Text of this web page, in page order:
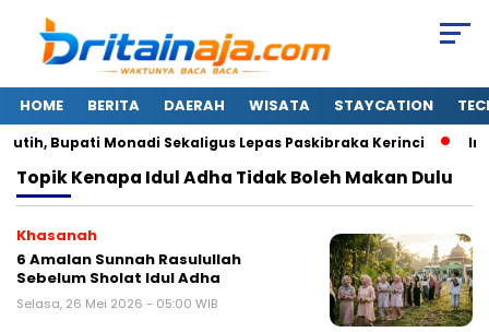
HOME BERITA DAERAH WISATA STAYCATION
Bupati Monadi Sekaligus Lepas Paskibraka Kerinci
TopikKenapa Idul Adha Tidak Boleh Makan Dulu
Khasanah
6 Amalan Sunnah Rasulullah
Sebelum Sholat Idul Adha
Selasa, 26 Mei 2026 - 05:00 WIB